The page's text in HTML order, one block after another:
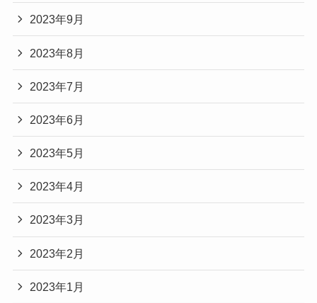
2023年9月
2023年8月
2023年7月
2023年6月
2023年5月
2023年4月
2023年3月
2023年2月
2023年1月